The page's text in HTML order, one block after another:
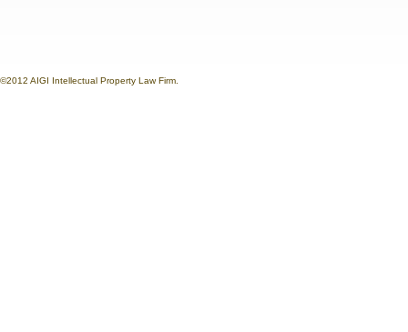
©2012 AIGI Intellectual Property Law Firm.